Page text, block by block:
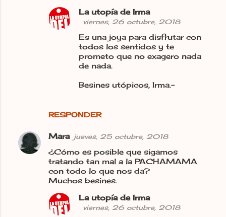
RESPONDER
La utopía de Irma
viernes, 26 octubre, 2018
Es una joya para disfrutar con
todos los sentidos y te
prometo que no exagero nada
de nada.
Besines utópicos, Irma.-
Mara jueves, 25 octubre, 2018
¿Cómo es posible que sigamos
tratando tan mal a la PACHAMAMA
con todo lo que nos da?
Muchos besines.
La utopía de Irma
viernes, 26 octubre, 2018